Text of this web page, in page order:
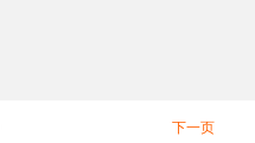
下一页